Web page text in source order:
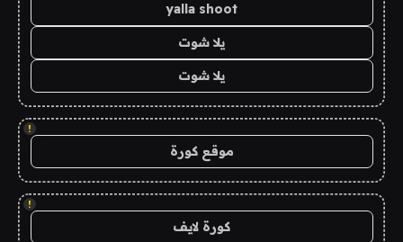
yalla shoot
يلا شوت
يلا شوت
!
موقع كورة
!
كورة لايف